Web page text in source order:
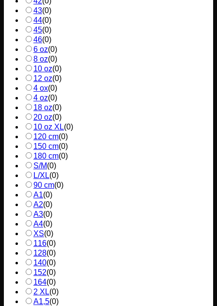
43(0)
44(0)
45(0)
46(0)
6 oz(0)
8 oz(0)
10 oz(0)
12 oz(0)
4 ox(0)
4 oz(0)
18 oz(0)
20 oz(0)
10 oz XL(0)
120 cm(0)
150 cm(0)
180 cm(0)
S/M(0)
L/XL(0)
90 cm(0)
A1(0)
A2(0)
A3(0)
A4(0)
XS(0)
116(0)
128(0)
140(0)
152(0)
164(0)
2 XL(0)
A1,5(0)